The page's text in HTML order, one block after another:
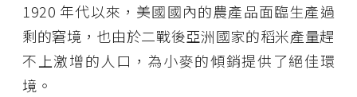
1920 年代以來，美國國內的農產品面臨生產過
剩的窘境，也由於二戰後亞洲國家的稻米產量趕
不上激增的人口，為小麥的傾銷提供了絕佳環
境。